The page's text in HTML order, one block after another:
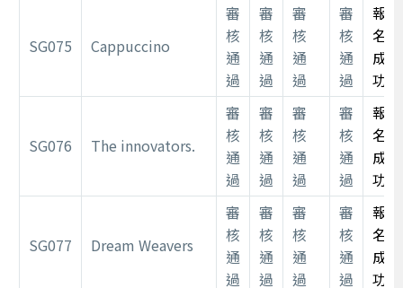
SG075 Cappuccino
審
核
通
過
審
核
通
過
審
核
通
過
審
核
通
過
報
名
成
功
SG076 The innovators.
審
核
通
過
審
核
通
過
審
核
通
過
審
核
通
過
報
名
成
功
SG077 Dream Weavers
審
核
通
過
審
核
通
過
審
核
通
過
審
核
通
過
報
名
成
功